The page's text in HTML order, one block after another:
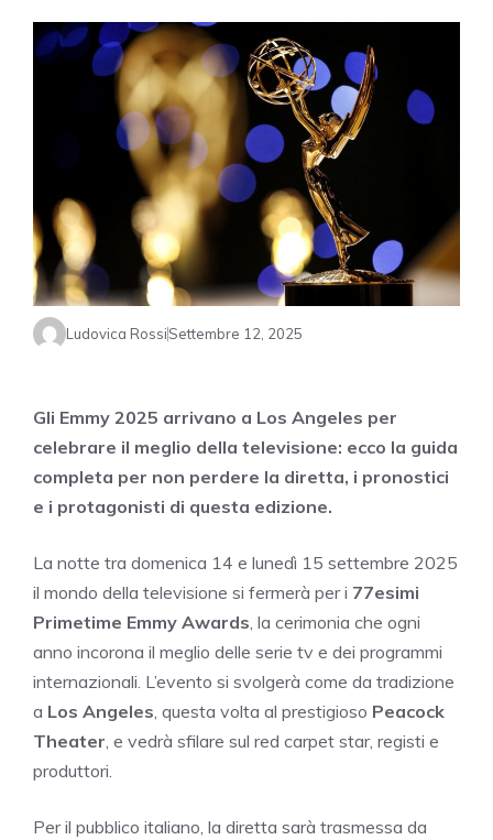
Ludovica RossiSettembre 12, 2025
Gli Emmy 2025 arrivano a Los Angeles per
celebrare il meglio della televisione: ecco la guida
completa per non perdere la diretta, i pronostici
e i protagonisti di questa edizione.
La notte tra domenica 14 e lunedì 15 settembre 2025
il mondo della televisione si fermerà per i 77esimi
Primetime Emmy Awards, la cerimonia che ogni
anno incorona il meglio delle serie tv e dei programmi
internazionali. L’evento si svolgerà come da tradizione
a Los Angeles, questa volta al prestigioso Peacock
Theater, e vedrà sfilare sul red carpet star, registi e
produttori.
Per il pubblico italiano, la diretta sarà trasmessa da